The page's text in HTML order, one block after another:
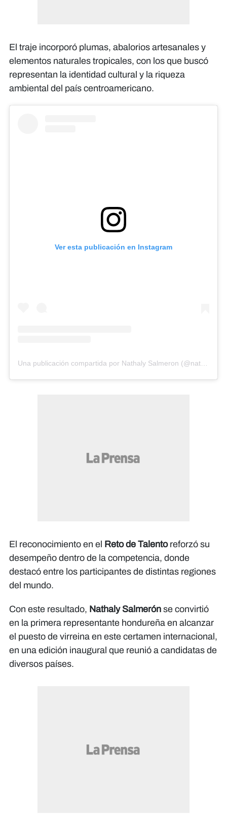
El traje incorporó plumas, abalorios artesanales y
elementos naturales tropicales, con los que buscó
representan la identidad cultural y la riqueza
ambiental del país centroamericano.
Ver esta publicación en Instagram
El reconocimiento en el Reto de Talento reforzó su
desempeño dentro de la competencia, donde
destacó entre los participantes de distintas regiones
del mundo.
Con este resultado, Nathaly Salmerón se convirtió
en la primera representante hondureña en alcanzar
el puesto de virreina en este certamen internacional,
en una edición inaugural que reunió a candidatas de
diversos países.